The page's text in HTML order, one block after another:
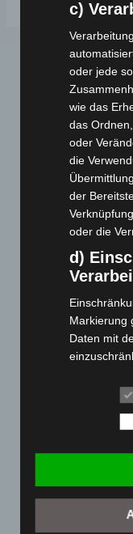
c)
oder jede
wie das
das
oder
die
der
oder die
d)
Markierung
Daten mit
e)
verwendet
Aspekte,
beziehen,
Aspekte